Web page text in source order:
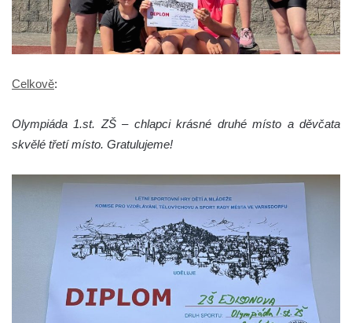
Celkově:
Olympiáda 1.st. ZŠ – chlapci krásné druhé místo a děvčata
skvělé třetí místo. Gratulujeme!